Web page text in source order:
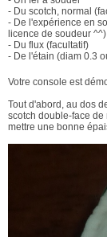
- Du scotch, normal
- De l'expérience en
licence de soudeur ^^)
- Du flux (facultatif)
- De l'étain (diam 0.3
Votre console est
Tout d'abord, au dos
scotch double-face
mettre une bonne